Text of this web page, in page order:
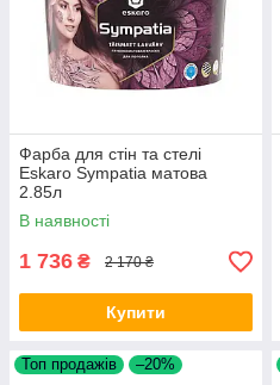
Фарба для стін та стелі
Eskaro Sympatia матова
2.85л
В наявності
1 736 ₴ 2 170 ₴
Купити
Топ продажів –20%